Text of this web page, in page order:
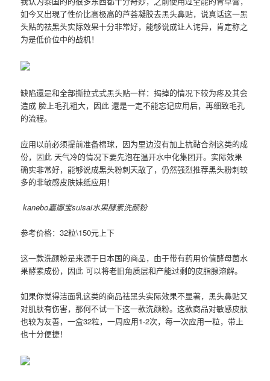
如今又出現了性价比高极高的芦荟凝胶去黑头鼻贴，说真话这一黑
头贴的祛黑头实际效果十分非常好，能够说成让人诧异，肯定称之
为是低价位中的战机！
缺陷還是和全部撕拉式式黑头贴一样：揭掉的情况下较为疼及其会
造成 脸上毛孔粗大，因此 還是一定不能忘记应用后，再细致毛孔
的流程。
应用以前必须提前准备棉球，因为里边沒有加上抗黏合剂这类的成
份，因此 天气冷的情况下要先泡在温开水中化集团开。实际效果
确实非常好，能够说成黑头粉刺天敌了，仍然强烈推荐黑头粉刺较
多的非敏感皮肤妹纸应用！
kanebo嘉娜宝suisai水果酵素洗颜粉
参考价格：32粒\150元上下
这一款洗颜粉是来源于日本国的商品，由于带有药用价值酵母菌水
果酵素成份，因此 可以将老旧角质层和产能过剩的皮脂腺溶解。
如果你觉得洁面乳这类的商品祛黑头实际效果不显著，黑头鼻贴又
对肌肤有伤害，那何不试一下这一款洗颜粉。这款商品对敏感皮肤
也较为友善，一盒32粒，一周应用1-2次，每一次应用一粒，带上
也十分便捷！